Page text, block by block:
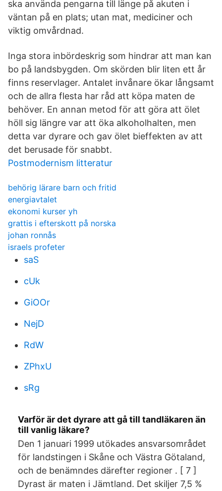
ska använda pengarna till länge på akuten i
väntan på en plats; utan mat, mediciner och
viktig omvårdnad.
Inga stora inbördeskrig som hindrar att man kan
bo på landsbygden. Om skörden blir liten ett år
finns reservlager. Antalet invånare ökar långsamt
och de allra flesta har råd att köpa maten de
behöver. En annan metod för att göra att ölet
höll sig längre var att öka alkoholhalten, men
detta var dyrare och gav ölet bieffekten av att
det berusade för snabbt.
Postmodernism litteratur
behörig lärare barn och fritid
energiavtalet
ekonomi kurser yh
grattis i efterskott på norska
johan ronnås
israels profeter
saS
cUk
GiOOr
NejD
RdW
ZPhxU
sRg
Varför är det dyrare att gå till tandläkaren än
till vanlig läkare?
Den 1 januari 1999 utökades ansvarsområdet
för landstingen i Skåne och Västra Götaland,
och de benämndes därefter regioner . [ 7 ]
Dyrast är maten i Jämtland. Det skiljer 7,5 %